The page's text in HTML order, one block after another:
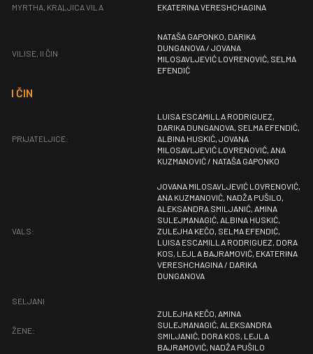
MYRTHA, KRALJICA VILA
EKATERINA VERESHCHAGINA
VILISE, II ČIN
NATAŠA GAPONKO, DARIKA
DUNGANOVA / JOVANA
MILOSAVLJEVIĆ LOVRENOVIĆ, SELMA
EFENDIĆ
I ČIN
PRIJATELJICE:
LUISA ESCAMILLA RODRIGUEZ,
DARIKA DUNGANOVA, SELMA EFENDIĆ,
ALBINA HUSKIĆ, JOVANA
MILOSAVLJEVIĆ LOVRENOVIĆ, ANA
KUZMANOVIĆ / NATAŠA GAPONKO
VALS:
JOVANA MILOSAVLJEVIĆ LOVRENOVIĆ,
ANA KUZMANOVIĆ, NADŽA PUŠILO,
ALEKSANDRA SMILJANIĆ, AMINA
SULEJMANAGIĆ, ALBINA HUSKIĆ,
ZULEJHA KEČO, SELMA EFENDIĆ,
LUISA ESCAMILLA RODRIGUEZ, DORA
KOS, LEJLA BAJRAMOVIĆ, EKATERINA
VERESHCHAGINA / DARIKA
DUNGANOVA
SELJANI
ŽENE:
ZULEJHA KEČO, AMINA
SULEJMANAGIĆ, ALEKSANDRA
SMILJANIĆ, DORA KOS, LEJLA
BAJRAMOVIĆ, NADŽA PUŠILO